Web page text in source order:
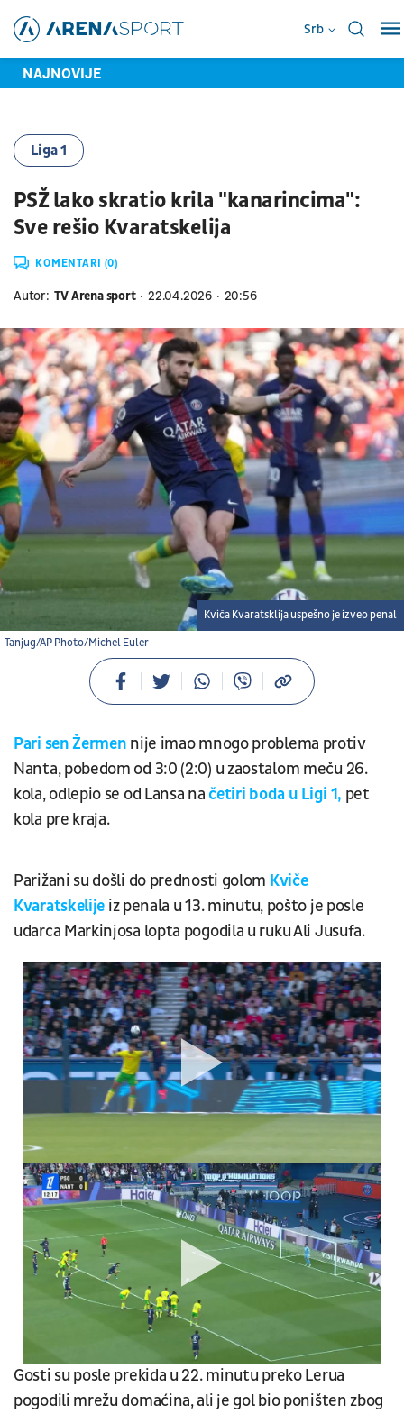
Srb
NAJNOVIJE
Liga 1
PSŽ lako skratio krila "kanarincima":
Sve rešio Kvaratskelija
KOMENTARI (0)
Autor: TV Arena sport 22.04.2026 20:56
Tanjug/AP Photo/Michel Euler
Kviča Kvaratsklija uspešno je izveo penal
Pari sen Žermen nije imao mnogo problema protiv
Nanta, pobedom od 3:0 (2:0) u zaostalom meču 26.
kola, odlepio se od Lansa načetiri boda u Ligi 1, pet
kola pre kraja.
Parižani su došli do prednosti golom Kviče
Kvaratskelije iz penala u 13. minutu, pošto je posle
udarca Markinjosa lopta pogodila u ruku Ali Jusufa.
Gosti su posle prekida u 22. minutu preko Lerua
pogodili mrežu domaćina, ali je gol bio poništen zbog